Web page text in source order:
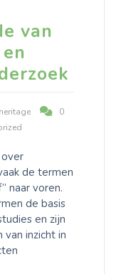
van
0
de termen
naar voren.
de basis
en zijn
inzicht in